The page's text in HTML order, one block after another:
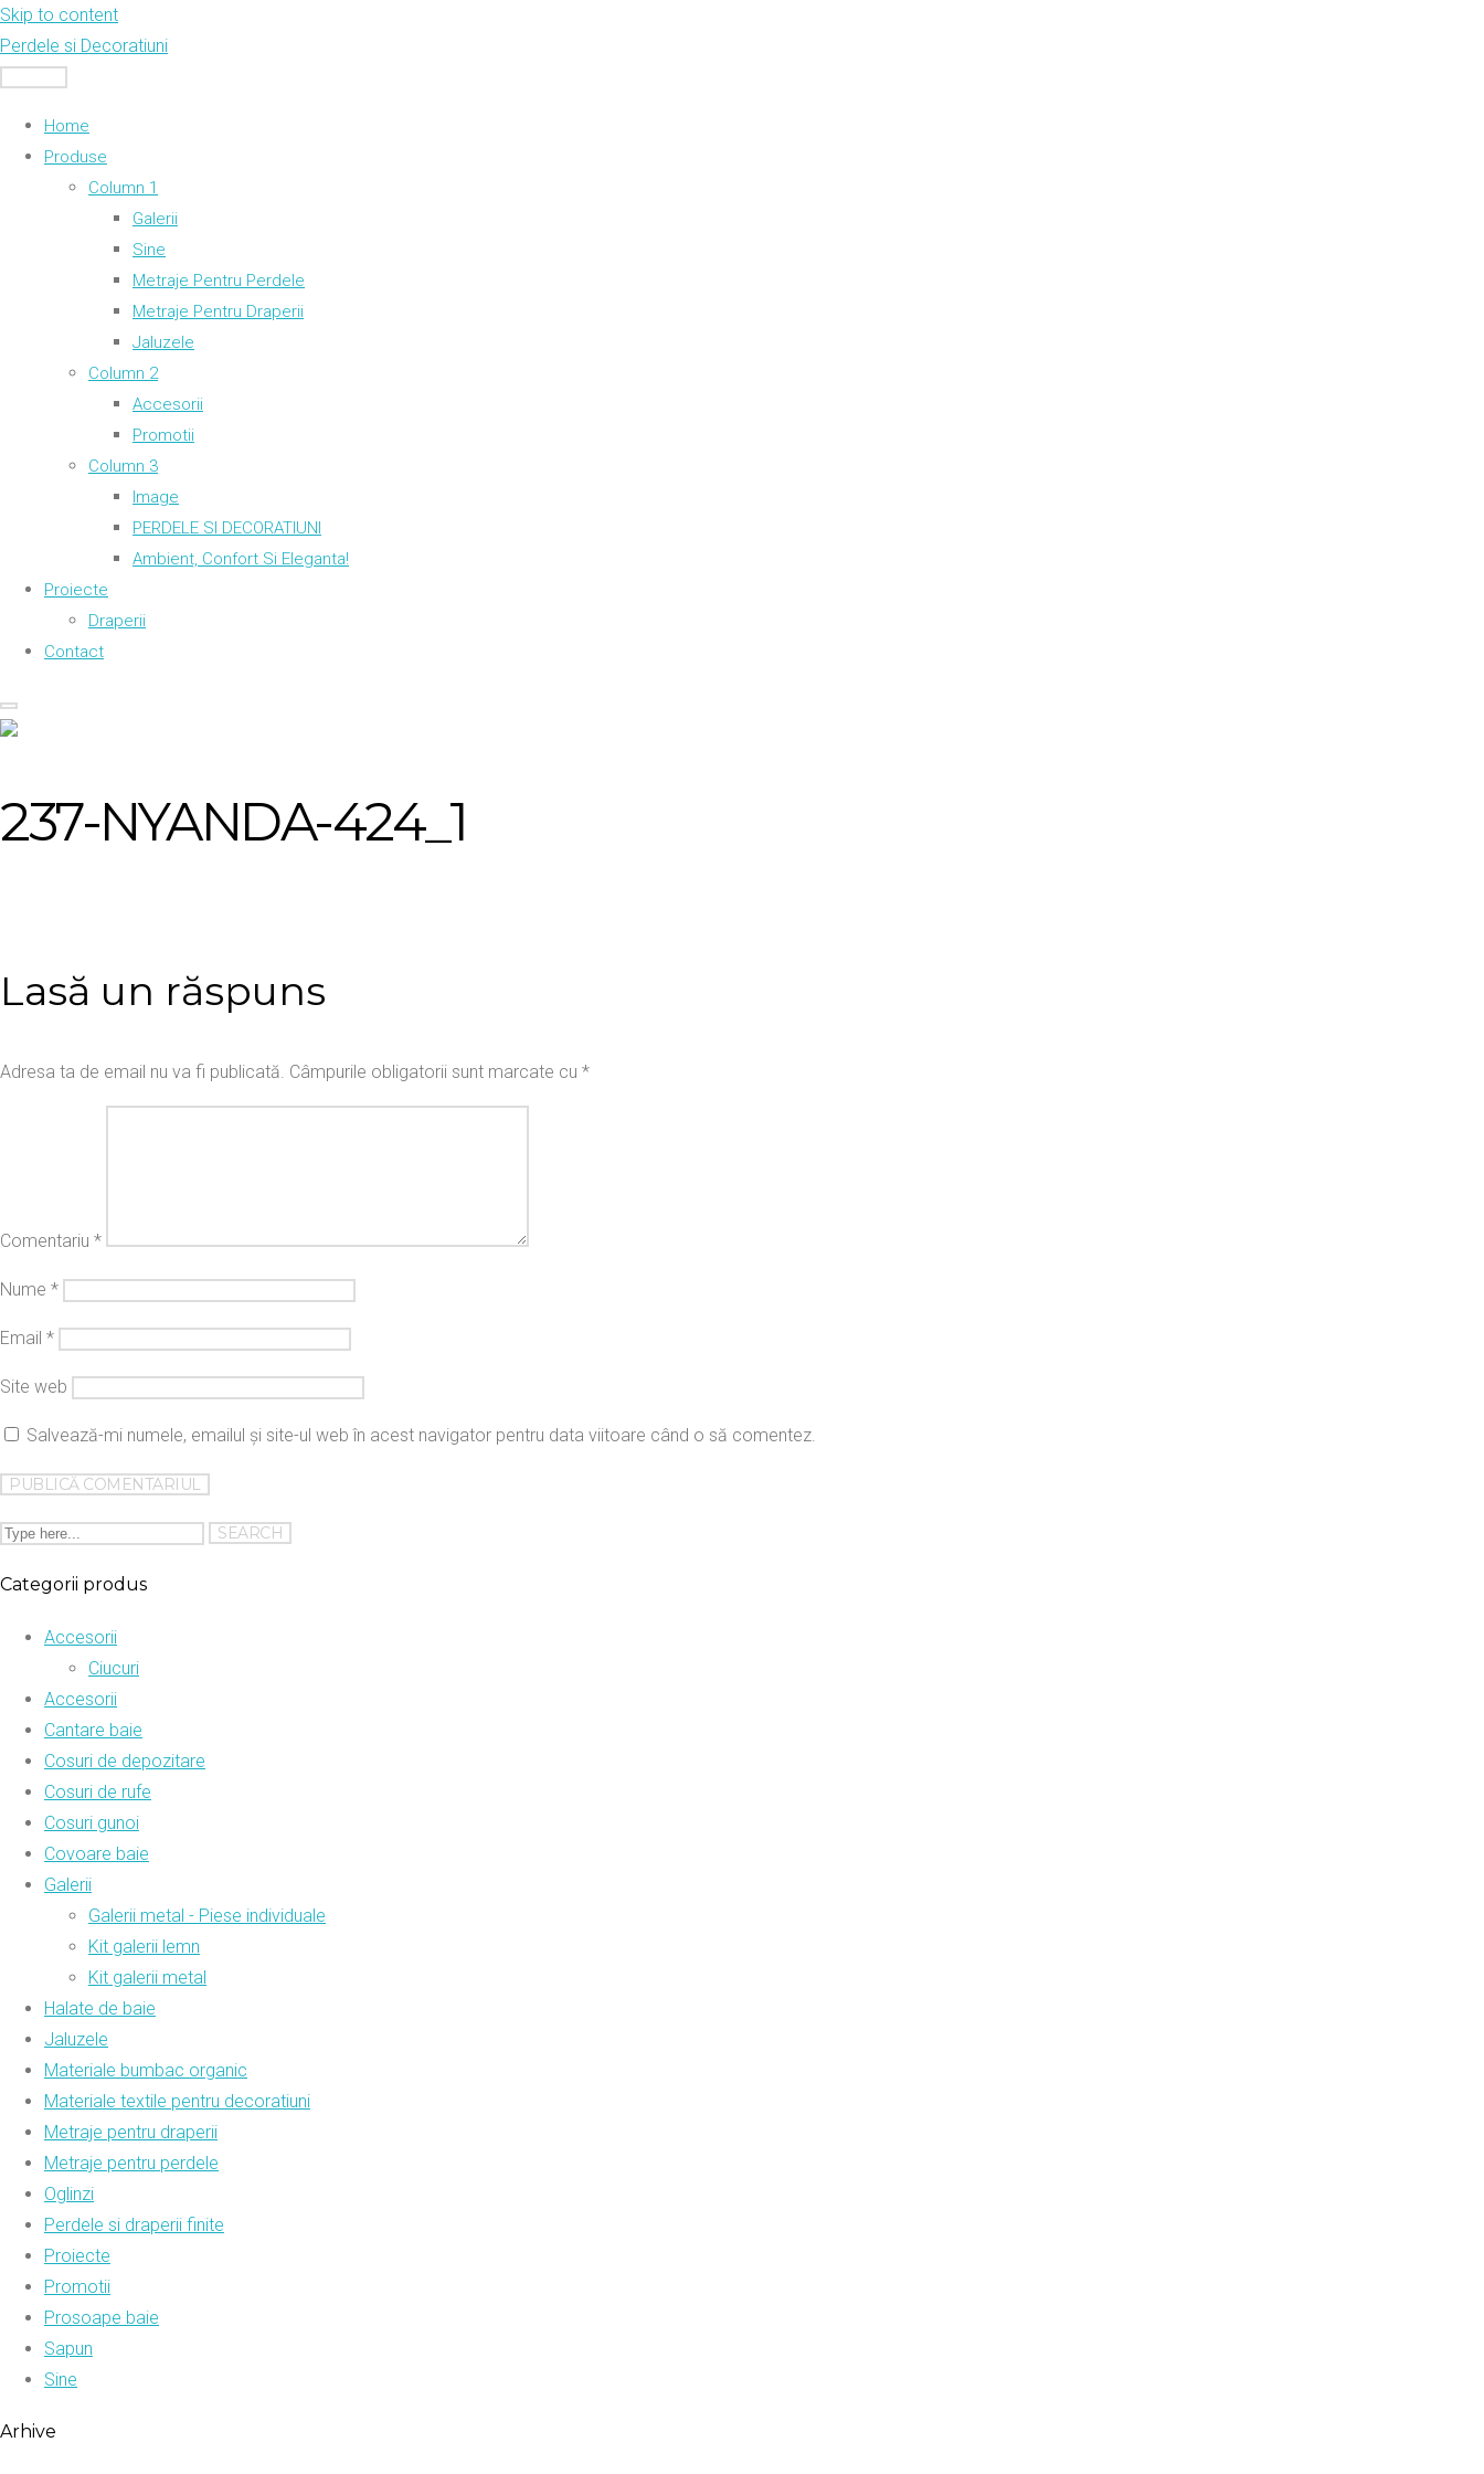
Skip to content
Perdele si Decoratiuni
Home
Produse
Column 1
Galerii
Sine
Metraje Pentru Perdele
Metraje Pentru Draperii
Jaluzele
Column 2
Accesorii
Promotii
Column 3
Image
PERDELE SI DECORATIUNI
Ambient, Confort Si Eleganta!
Proiecte
Draperii
Contact
237-NYANDA-424_1
Lasă un răspuns
Adresa ta de email nu va fi publicată. Câmpurile obligatorii sunt marcate cu *
Comentariu *
Nume *
Email *
Site web
Salvează-mi numele, emailul și site-ul web în acest navigator pentru data viitoare când o să comentez.
Categorii produs
Accesorii
Ciucuri
Accesorii
Cantare baie
Cosuri de depozitare
Cosuri de rufe
Cosuri gunoi
Covoare baie
Galerii
Galerii metal - Piese individuale
Kit galerii lemn
Kit galerii metal
Halate de baie
Jaluzele
Materiale bumbac organic
Materiale textile pentru decoratiuni
Metraje pentru draperii
Metraje pentru perdele
Oglinzi
Perdele si draperii finite
Proiecte
Promotii
Prosoape baie
Sapun
Sine
Arhive